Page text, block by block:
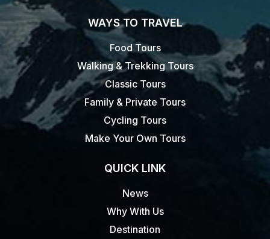
WAYS TO TRAVEL
Food Tours
Walking & Trekking Tours
Classic Tours
Family & Private Tours
Cycling Tours
Make Your Own Tours
QUICK LINK
News
Why With Us
Destination